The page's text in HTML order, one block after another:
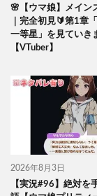
🌸【ウマ娘】メイン
｜完全初見🔰第1章
一等星」を見ていき
【VTuber】
2026年8月3日
【実況#96】絶対を